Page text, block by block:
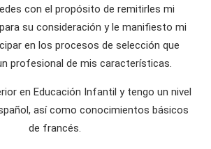
con el propósito de remitirles mi
su consideración y le manifiesto mi
en los procesos de selección que
profesional de mis características.
en Educación Infantil y tengo un nivel
así como conocimientos básicos
de francés.